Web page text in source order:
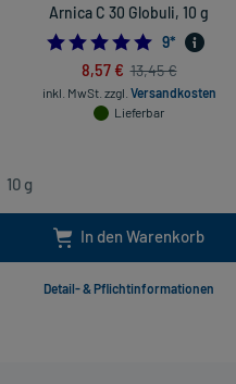
Arnica C 30 Globuli, 10 g
9*
8,57 € 13,45 €
inkl. MwSt. zzgl. Versandkosten
Lieferbar
In den Warenkorb
Detail- & Pflichtinformationen